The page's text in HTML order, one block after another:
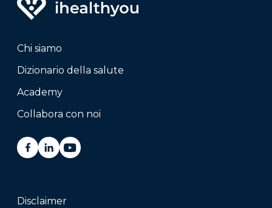
Chi siamo
Dizionario della salute
Academy
Collabora con noi
Disclaimer